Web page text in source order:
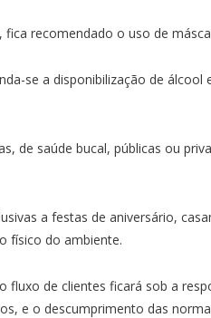
fica recomendado o uso de
se a disponibilização de álcool
de saúde bucal, públicas ou
a festas de aniversário,
físico do ambiente.
fluxo de clientes ficará sob a
e o descumprimento das